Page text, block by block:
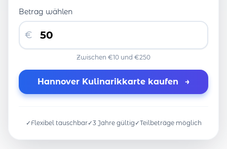
Betrag wählen
€
Zwischen €10 und €250
Hannover Kulinarikkarte kaufen →
✓ Flexibel tauschbar✓3 Jahre gültig ✓Teilbeträge möglich